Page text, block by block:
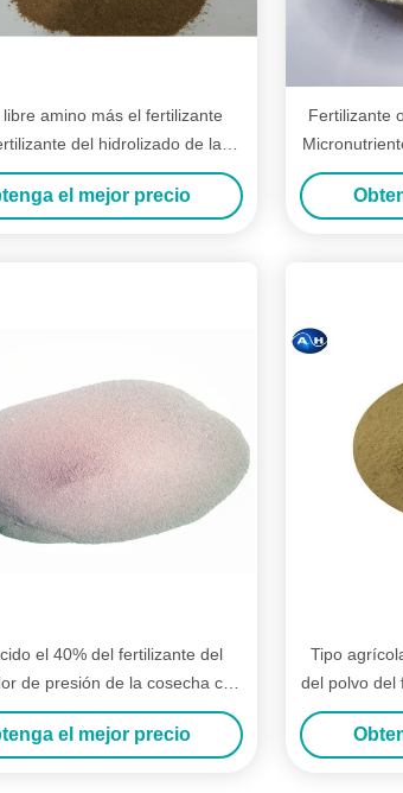
amino más el fertilizante
del hidrolizado de la
proteína
el mejor precio
Fertilizante
el 40% del fertilizante del
de presión de la cosecha con
de la verdura del cloruro
el mejor precio
Tipo
del polvo del